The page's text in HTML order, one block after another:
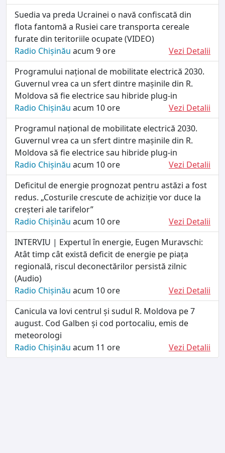
Suedia va preda Ucrainei o navă confiscată din
flota fantomă a Rusiei care transporta cereale
furate din teritoriile ocupate (VIDEO)
Radio Chișinău acum 9 ore
Vezi Detalii
Programului național de mobilitate electrică 2030.
Guvernul vrea ca un sfert dintre mașinile din R.
Moldova să fie electrice sau hibride plug-in
Radio Chișinău acum 10 ore
Vezi Detalii
Programul național de mobilitate electrică 2030.
Guvernul vrea ca un sfert dintre mașinile din R.
Moldova să fie electrice sau hibride plug-in
Radio Chișinău acum 10 ore
Vezi Detalii
Deficitul de energie prognozat pentru astăzi a fost
redus. „Costurile crescute de achiziție vor duce la
creșteri ale tarifelor”
Radio Chișinău acum 10 ore
Vezi Detalii
INTERVIU | Expertul în energie, Eugen Muravschi:
Atât timp cât există deficit de energie pe piața
regională, riscul deconectărilor persistă zilnic
(Audio)
Radio Chișinău acum 10 ore
Vezi Detalii
Canicula va lovi centrul și sudul R. Moldova pe 7
august. Cod Galben și cod portocaliu, emis de
meteorologi
Radio Chișinău acum 11 ore Vezi Detalii